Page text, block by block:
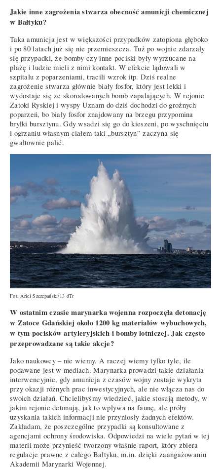
Jakie inne zagrożenia stwarza obecność amunicji chemicznej
w Bałtyku?
Taka amunicja jest w większości przypadków zatopiona głęboko
i po 80 latach już się nie przemieszcza. Tuż po wojnie zdarzały
się przypadki, że bomby czy inne pociski były wyrzucane na
plażę i ludzie mieli z nimi kontakt. W efekcie lądowali w
szpitalu z poparzeniami, tracili wzrok itp. Dziś realne
zagrożenie stwarza głównie biały fosfor, który jest lekki i
wydostaje się ze skorodowanych bomb zapalających. W rejonie
Zatoki Ryskiej i wyspy Uznam do dziś dochodzi do groźnych
poparzeń, bo biały fosfor znajdowany na brzegu przypomina
bryłki bursztynu. Gdy wsadzi się go do kieszeni, po wyschnięciu
i ogrzaniu własnym ciałem taki „bursztyn” zaczyna się
gwałtownie palić.
Fot. Ariel Szczepański/13 dTr
W ostatnim czasie marynarka wojenna rozpoczęła detonację
w Zatoce Gdańskiej około 1200 kg materiałów wybuchowych,
w tym pocisków artyleryjskich i bomby lotniczej. Jak często
przeprowadzane są takie akcje?
Jako naukowcy – nie wiemy. A raczej wiemy tylko tyle, ile
podawane jest w mediach. Marynarka prowadzi takie działania
interwencyjnie, gdy amunicja z czasów wojny zostaje wykryta
przy okazji różnych prac inwestycyjnych, ale nie włącza nas do
swoich działań. Chcielibyśmy wiedzieć, jakie stosują metody, w
jakim rejonie detonują, jak to wpływa na faunę, ale próby
uzyskania takich informacji nie przyniosły żadnych efektów.
Zakładam, że poszczególne przypadki są konsultowane z
agencjami ochrony środowiska. Odpowiedzi na wiele pytań w tej
materii może przynieść tworzony właśnie raport, który zbiera
regulacje prawne z całego Bałtyku, m.in. dzięki zaangażowaniu
Akademii Marynarki Wojennej.